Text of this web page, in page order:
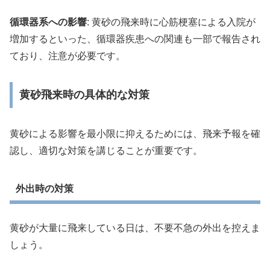
循環器系への影響: 黄砂の飛来時に心筋梗塞による入院が
増加するといった、循環器疾患への関連も一部で報告され
ており、注意が必要です。
黄砂飛来時の具体的な対策
黄砂による影響を最小限に抑えるためには、飛来予報を確
認し、適切な対策を講じることが重要です。
外出時の対策
黄砂が大量に飛来している日は、不要不急の外出を控えま
しょう。